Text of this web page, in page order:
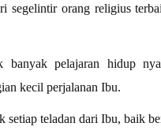
segelintir orang religius
banyak pelajaran hidup
kecil perjalanan Ibu.
setiap teladan dari Ibu, baik